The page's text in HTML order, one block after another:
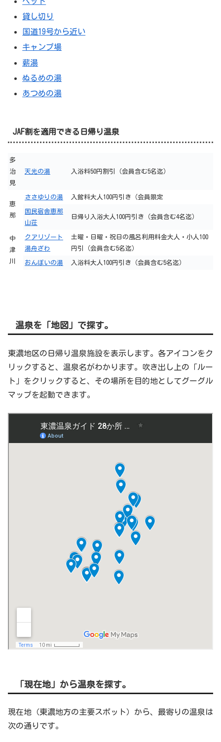
貸し切り
国道19号から近い
キャンプ場
薪湯
ぬるめの湯
あつめの湯
JAF割を適用できる日帰り温泉
多
治
見
天光の湯 入浴料50円割引（会員含む5名迄）
恵
那
ささゆりの湯 入館料大人100円引き（会員限定
国民宿舎恵那
山荘
日帰り入浴大人100円引き（会員含む4名迄）
中
津
川
クアリゾート
湯舟ざわ
土曜・日曜・祝日の風呂利用料金大人・小人100
円引（会員含む5名迄）
おんぽいの湯 入浴料大人100円引き（会員含む5名迄）
温泉を「地図」で探す。
東濃地区の日帰り温泉施設を表示します。各アイコンをク
リックすると、温泉名がわかります。吹き出し上の「ルー
ト」をクリックすると、その場所を目的地としてグーグル
マップを起動できます。
「現在地」から温泉を探す。
現在地（東濃地方の主要スポット）から、最寄りの温泉は
次の通りです。